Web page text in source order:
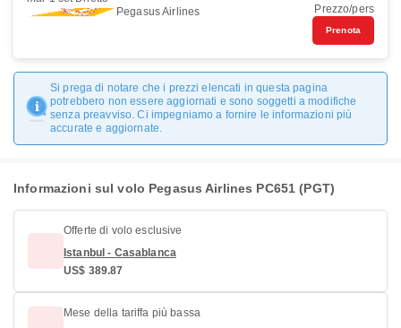
Pegasus Airlines
Prezzo/pers
Prenota
Si prega di notare che i prezzi elencati in questa pagina
potrebbero non essere aggiornati e sono soggetti a modifiche
senza preavviso. Ci impegniamo a fornire le informazioni più
accurate e aggiornate.
Informazioni sul volo Pegasus Airlines PC651 (PGT)
Offerte di volo esclusive
Istanbul - Casablanca
US$ 389.87
Mese della tariffa più bassa